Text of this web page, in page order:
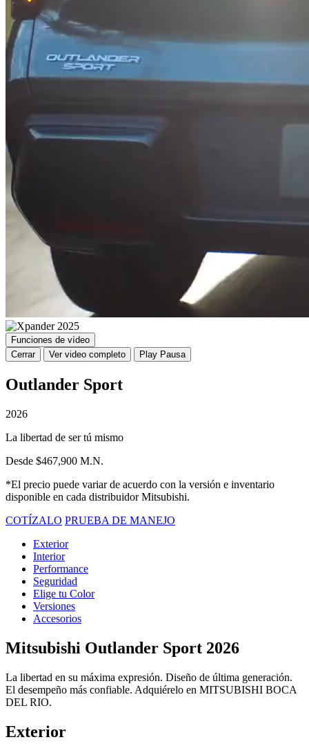
Funciones de vídeo
Cerrar
Ver video completo Play Pausa
Outlander Sport
2026
La libertad de ser tú mismo
Desde $467,900 M.N.
*El precio puede variar de acuerdo con la versión e inventario
disponible en cada distribuidor Mitsubishi.
COTÍZALO PRUEBA DE MANEJO
Exterior
Interior
Performance
Seguridad
Elige tu Color
Versiones
Accesorios
Mitsubishi Outlander Sport 2026
La libertad en su máxima expresión. Diseño de última generación.
El desempeño más confiable. Adquiérelo en MITSUBISHI BOCA
DEL RIO.
Exterior